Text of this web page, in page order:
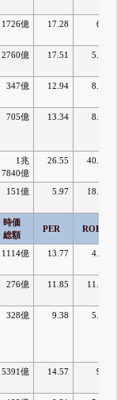
1726億 17.28 6.5
2760億 17.51 5.47
347億 12.94 8.07
705億 13.34 8.65
1兆
7840億
26.55 40.95
151億 5.97 18.69
時価
総額
PER ROE
1114億 13.77 4.29
276億 11.85 11.63
328億 9.38 5.97
5391億 14.57 9.9